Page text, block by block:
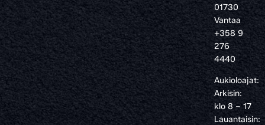
01730
Vantaa
+358 9
276
4440
Aukioloajat:
Arkisin:
klo 8 – 17
Lauantaisin: